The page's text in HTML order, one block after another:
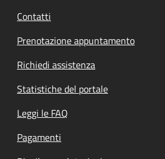
Contatti
Prenotazione appuntamento
Richiedi assistenza
Statistiche del portale
Leggi le FAQ
Pagamenti